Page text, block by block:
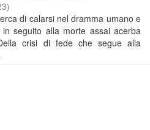
)
di calarsi nel dramma umano e
seguito alla morte assai acerba
crisi di fede che segue alla